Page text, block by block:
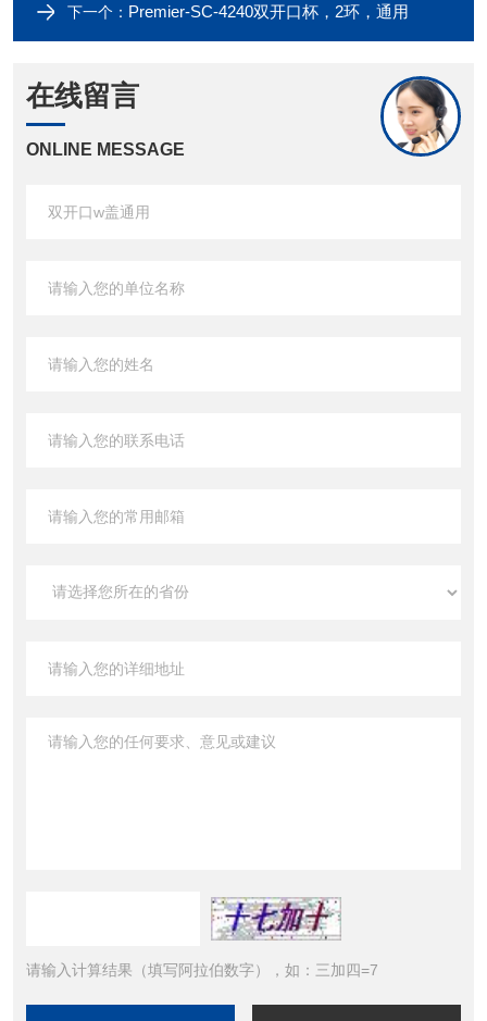
下一个： Premier-SC-4240双开口杯，2环，通用
在线留言
ONLINE MESSAGE
请输入计算结果（填写阿拉伯数字），如：三加四=7